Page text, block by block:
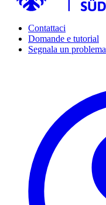
Contattaci
Domande e tutorial
Segnala un problema